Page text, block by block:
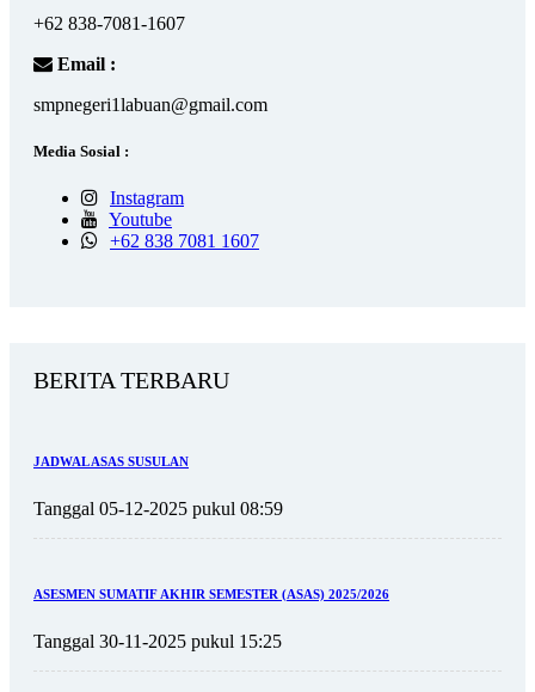
+62 838-7081-1607
Email :
smpnegeri1labuan@gmail.com
Media Sosial :
Instagram
Youtube
+62 838 7081 1607
BERITA TERBARU
JADWAL ASAS SUSULAN
Tanggal 05-12-2025 pukul 08:59
ASESMEN SUMATIF AKHIR SEMESTER (ASAS) 2025/2026
Tanggal 30-11-2025 pukul 15:25